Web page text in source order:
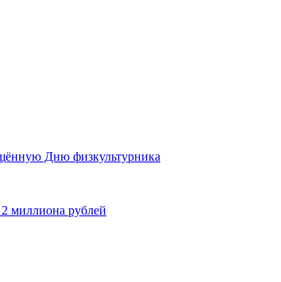
Дню физкультурника
миллиона рублей